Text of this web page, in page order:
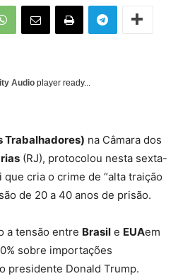
Audio player ready...
Trabalhadores) na Câmara dos
(RJ), protocolou nesta sexta-
cria o crime de “alta traição
de 20 a 40 anos de prisão.
a tensão entre Brasil e EUAem
sobre importações
presidente Donald Trump.